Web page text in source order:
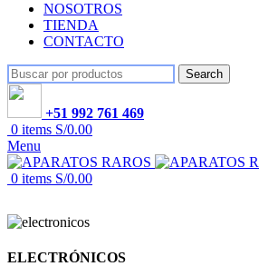
NOSOTROS
TIENDA
CONTACTO
Search
+51 992 761 469
0 items S/0.00
Menu
0 items S/0.00
ELECTRÓNICOS